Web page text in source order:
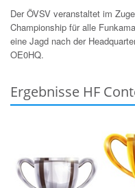
Der ÖVSV veranstaltet im
Championship für alle
eine Jagd nach der
OE0HQ.
Ergebnisse HF